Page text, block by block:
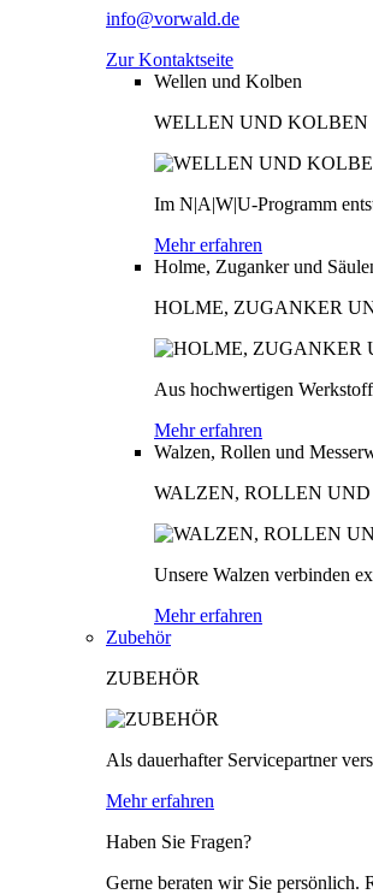
info@vorwald.de
Zur Kontaktseite
Wellen und Kolben
WELLEN UND KOLBEN
Im N|A|W|U-Programm
Mehr erfahren
Holme, Zuganker und
HOLME, ZUGANKER
Aus hochwertigen
Mehr erfahren
Walzen, Rollen und
WALZEN, ROLLEN UND
Unsere Walzen verbinden
Mehr erfahren
Zubehör
ZUBEHÖR
Als dauerhafter Servicepartner
Mehr erfahren
Haben Sie Fragen?
Gerne beraten wir Sie persönlich.